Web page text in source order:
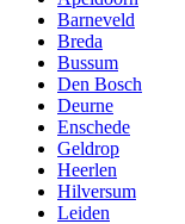
Barneveld
Breda
Bussum
Den Bosch
Deurne
Enschede
Geldrop
Heerlen
Hilversum
Leiden